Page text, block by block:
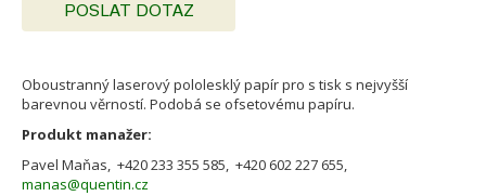
POSLAT DOTAZ
Oboustranný laserový pololesklý papír pro s tisk s nejvyšší
barevnou věrností. Podobá se ofsetovému papíru.
Produkt manažer:
Pavel Maňas, +420 233 355 585, +420 602 227 655,
manas@quentin.cz